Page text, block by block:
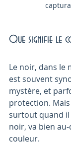
Que signifie le
Le noir, dans le
est souvent
mystère, et
protection.
surtout quand
noir, va bien
couleur.